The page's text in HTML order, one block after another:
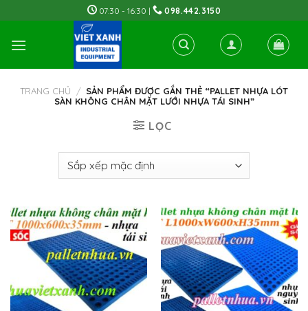
to
content
07:30 - 16:30 | 098.442.3150
TRANG CHỦ / SẢN PHẨM ĐƯỢC GẮN THẺ “PALLET NHỰA LÓT
SÀN KHÔNG CHÂN MẶT LƯỚI NHỰA TÁI SINH”
LỌC